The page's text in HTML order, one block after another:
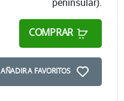
COMPRAR
AÑADIR A FAVORITOS